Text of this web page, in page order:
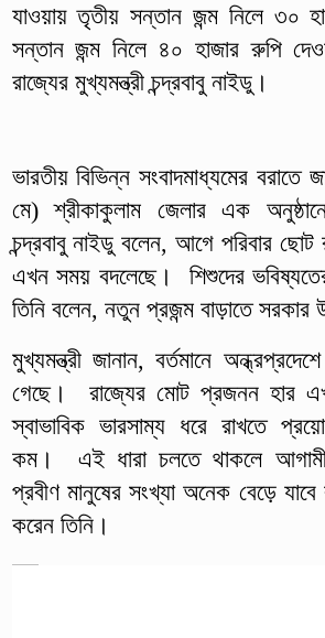
যাওয়ায় তৃতীয় সন্তান জন্ম নিলে ৩০
সন্তান জন্ম নিলে ৪০ হাজার রুপি
রাজ্যের মুখ্যমন্ত্রী চন্দ্রবাবু নাইডু।
ভারতীয় বিভিন্ন সংবাদমাধ্যমের বরাতে
মে) শ্রীকাকুলাম জেলার এক
চন্দ্রবাবু নাইডু বলেন, আগে পরিবার ছোট
এখন সময় বদলেছে। শিশুদের
তিনি বলেন, নতুন প্রজন্ম বাড়াতে সরকার
মুখ্যমন্ত্রী জানান, বর্তমানে
গেছে। রাজ্যের মোট প্রজনন হার
স্বাভাবিক ভারসাম্য ধরে রাখতে
কম। এই ধারা চলতে থাকলে
প্রবীণ মানুষের সংখ্যা অনেক বেড়ে
করেন তিনি।